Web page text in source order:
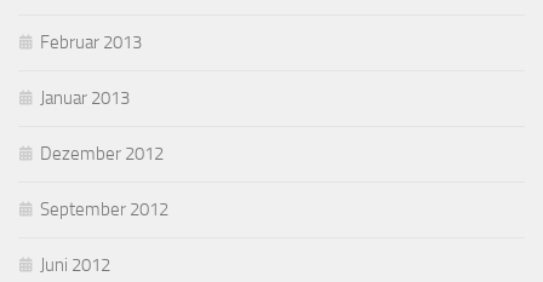
Februar 2013
Januar 2013
Dezember 2012
September 2012
Juni 2012